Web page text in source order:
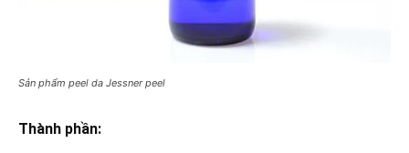
Sản phẩm peel da Jessner peel
Thành phần: